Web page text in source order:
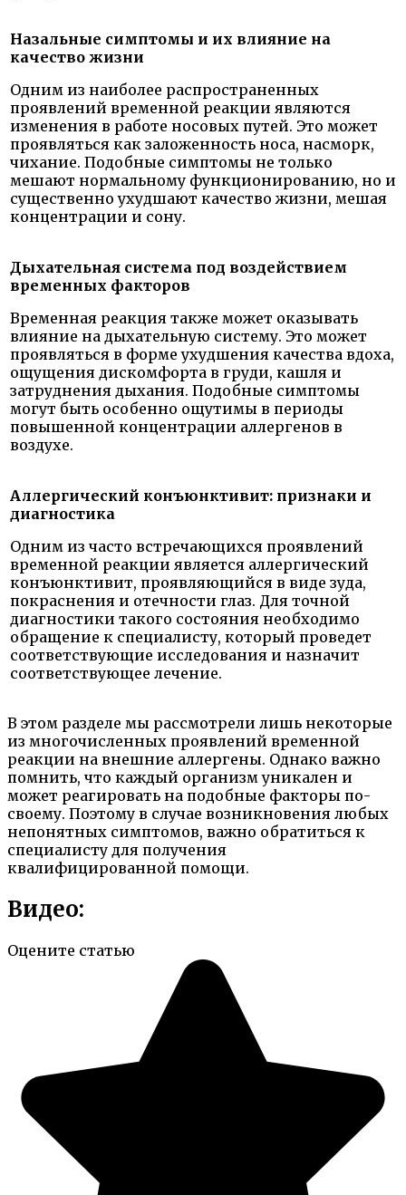
Назальные симптомы и их влияние на
качество жизни
Одним из наиболее распространенных
проявлений временной реакции являются
изменения в работе носовых путей. Это может
проявляться как заложенность носа, насморк,
чихание. Подобные симптомы не только
мешают нормальному функционированию, но и
существенно ухудшают качество жизни, мешая
концентрации и сону.
Дыхательная система под воздействием
временных факторов
Временная реакция также может оказывать
влияние на дыхательную систему. Это может
проявляться в форме ухудшения качества вдоха,
ощущения дискомфорта в груди, кашля и
затруднения дыхания. Подобные симптомы
могут быть особенно ощутимы в периоды
повышенной концентрации аллергенов в
воздухе.
Аллергический конъюнктивит: признаки и
диагностика
Одним из часто встречающихся проявлений
временной реакции является аллергический
конъюнктивит, проявляющийся в виде зуда,
покраснения и отечности глаз. Для точной
диагностики такого состояния необходимо
обращение к специалисту, который проведет
соответствующие исследования и назначит
соответствующее лечение.
В этом разделе мы рассмотрели лишь некоторые
из многочисленных проявлений временной
реакции на внешние аллергены. Однако важно
помнить, что каждый организм уникален и
может реагировать на подобные факторы по-
своему. Поэтому в случае возникновения любых
непонятных симптомов, важно обратиться к
специалисту для получения
квалифицированной помощи.
Видео:
Оцените статью